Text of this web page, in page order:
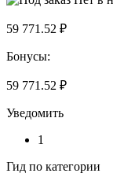
59 771.52 ₽
Бонусы:
59 771.52 ₽
Уведомить
1
Гид по категории